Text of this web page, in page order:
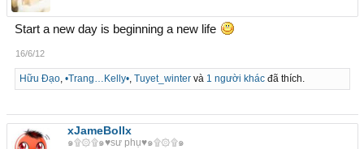
Start a new day is beginning a new life
16/6/12
Hữu Đạo, •Trang…Kelly•, Tuyet_wintervà 1 người khácđã thích.
xJameBollx
๑۩۞۩๑♥sư phụ♥๑۩۞۩๑